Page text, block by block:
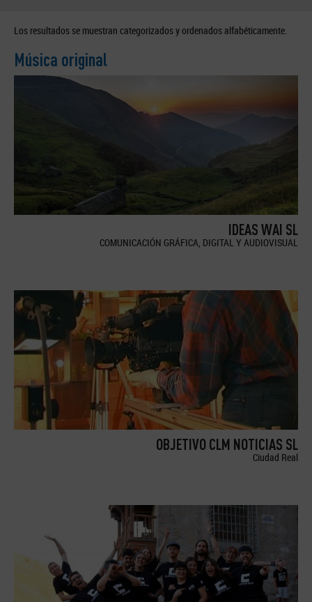
Los resultados se muestran categorizados y ordenados alfabéticamente.
Música original
IDEAS WAI SL
COMUNICACIÓN GRÁFICA, DIGITAL Y AUDIOVISUAL
OBJETIVO CLM NOTICIAS SL
Ciudad Real